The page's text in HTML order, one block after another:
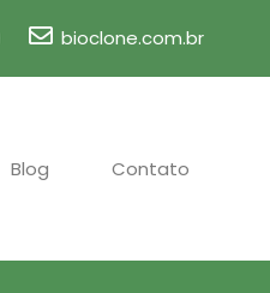
bioclone.com.br
Blog Contato